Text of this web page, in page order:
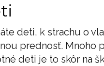
deti, k strachu o
prednosť. Mnoho
deti je to skôr na